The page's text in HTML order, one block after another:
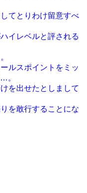
てとりわけ留意すべ
イレベルと評される
ルスポイントをミッ
。
を出せたとしまして
を敢行することにな